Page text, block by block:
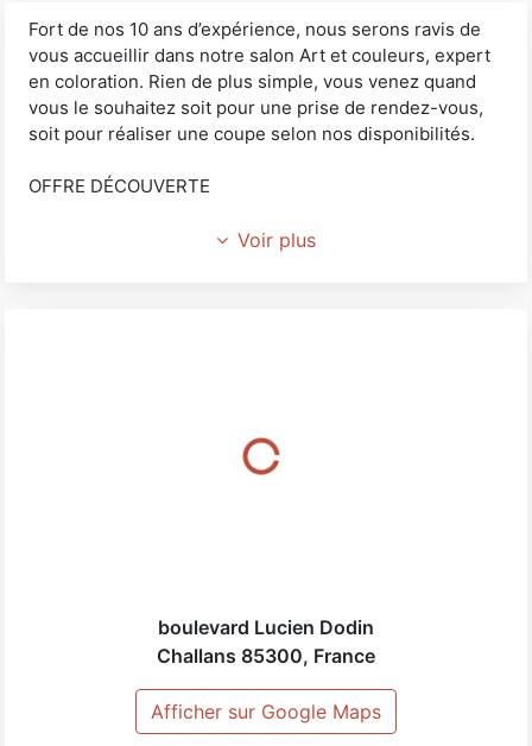
Fort de nos 10 ans d’expérience, nous serons ravis de
vous accueillir dans notre salon Art et couleurs, expert
en coloration. Rien de plus simple, vous venez quand
vous le souhaitez soit pour une prise de rendez-vous,
soit pour réaliser une coupe selon nos disponibilités.
OFFRE DÉCOUVERTE
Lors de votre première visite, recevez 8€ de remise
immédiate, une fois complétée, sur l'ensemble de nos
Voir plus
boulevard Lucien Dodin
Challans 85300, France
Afficher sur Google Maps